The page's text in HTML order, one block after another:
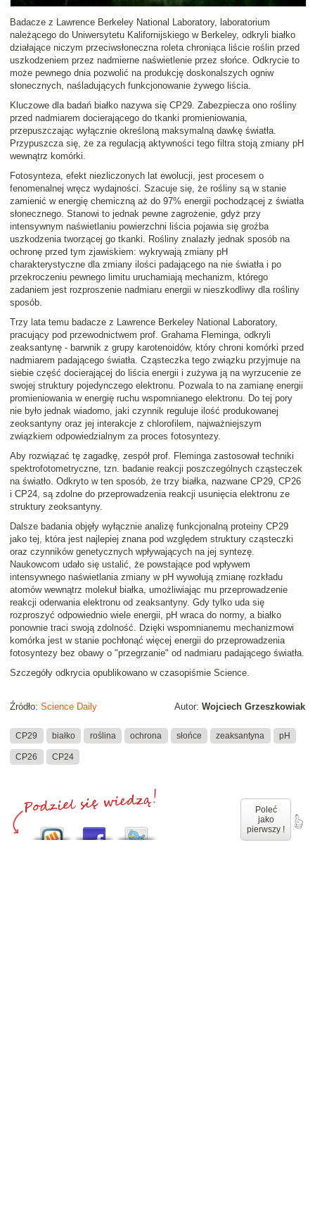
Badacze z Lawrence Berkeley National Laboratory, laboratorium
należącego do Uniwersytetu Kalifornijskiego w Berkeley, odkryli białko
działające niczym przeciwsłoneczna roleta chroniąca liście roślin przed
uszkodzeniem przez nadmierne naświetlenie przez słońce. Odkrycie to
może pewnego dnia pozwolić na produkcję doskonalszych ogniw
słonecznych, naśladujących funkcjonowanie żywego liścia.
Kluczowe dla badań białko nazywa się CP29. Zabezpiecza ono rośliny
przed nadmiarem docierającego do tkanki promieniowania,
przepuszczając wyłącznie określoną maksymalną dawkę światła.
Przypuszcza się, że za regulacją aktywności tego filtra stoją zmiany pH
wewnątrz komórki.
Fotosynteza, efekt niezliczonych lat ewolucji, jest procesem o
fenomenalnej wręcz wydajności. Szacuje się, że rośliny są w stanie
zamienić w energię chemiczną aż do 97% energii pochodzącej z światła
słonecznego. Stanowi to jednak pewne zagrożenie, gdyż przy
intensywnym naświetlaniu powierzchni liścia pojawia się groźba
uszkodzenia tworzącej go tkanki. Rośliny znalazły jednak sposób na
ochronę przed tym zjawiskiem: wykrywają zmiany pH
charakterystyczne dla zmiany ilości padającego na nie światła i po
przekroczeniu pewnego limitu uruchamiają mechanizm, którego
zadaniem jest rozproszenie nadmiaru energii w nieszkodliwy dla rośliny
sposób.
Trzy lata temu badacze z Lawrence Berkeley National Laboratory,
pracujący pod przewodnictwem prof. Grahama Fleminga, odkryli
zeaksantynę - barwnik z grupy karotenoidów, który chroni komórki przed
nadmiarem padającego światła. Cząsteczka tego związku przyjmuje na
siebie część docierającej do liścia energii i zużywa ją na wyrzucenie ze
swojej struktury pojedynczego elektronu. Pozwala to na zamianę energii
promieniowania w energię ruchu wspomnianego elektronu. Do tej pory
nie było jednak wiadomo, jaki czynnik reguluje ilość produkowanej
zeoksantyny oraz jej interakcje z chlorofilem, najważniejszym
związkiem odpowiedzialnym za proces fotosyntezy.
Aby rozwiązać tę zagadkę, zespół prof. Fleminga zastosował techniki
spektrofotometryczne, tzn. badanie reakcji poszczególnych cząsteczek
na światło. Odkryto w ten sposób, że trzy białka, nazwane CP29, CP26
i CP24, są zdolne do przeprowadzenia reakcji usunięcia elektronu ze
struktury zeoksantyny.
Dalsze badania objęły wyłącznie analizę funkcjonalną proteiny CP29
jako tej, która jest najlepiej znana pod względem struktury cząsteczki
oraz czynników genetycznych wpływających na jej syntezę.
Naukowcom udało się ustalić, że powstające pod wpływem
intensywnego naświetlania zmiany w pH wywołują zmianę rozkładu
atomów wewnątrz molekuł białka, umożliwiając mu przeprowadzenie
reakcji oderwania elektronu od zeaksantyny. Gdy tylko uda się
rozproszyć odpowiednio wiele energii, pH wraca do normy, a białko
ponownie traci swoją zdolność. Dzięki wspomnianemu mechanizmowi
komórka jest w stanie pochłonąć więcej energii do przeprowadzenia
fotosyntezy bez obawy o "przegrzanie" od nadmiaru padającego światła.
Szczegóły odkrycia opublikowano w czasopiśmie Science.
Autor: Wojciech Grzeszkowiak
Źródło: Science Daily
CP29 białko roślina ochrona słońce zeaksantyna pH
CP26 CP24
Poleć
jako
pierwszy !